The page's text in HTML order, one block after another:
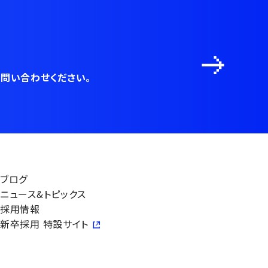
い合わせください。
ブログ
ニュース&トピックス
採用情報
新卒採用 特設サイト